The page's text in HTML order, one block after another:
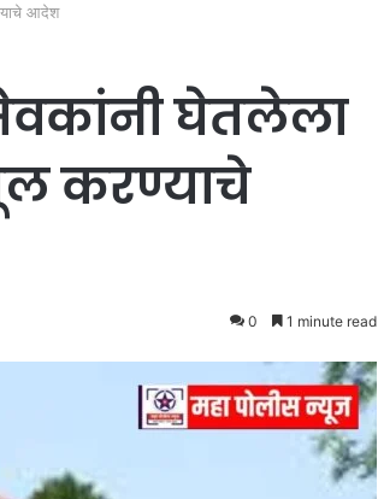
आदेश
घेतलेला
करण्याचे
0 1 minute read